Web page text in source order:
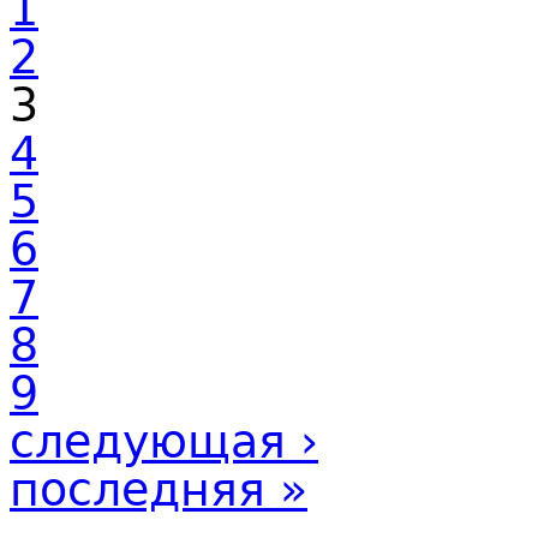
2
3
4
5
6
7
8
9
следующая ›
последняя »